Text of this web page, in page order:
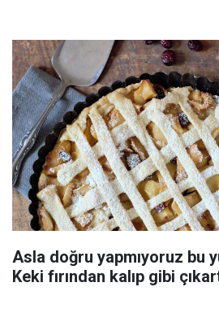
Asla doğru yapmıyoruz bu
Keki fırından kalıp gibi